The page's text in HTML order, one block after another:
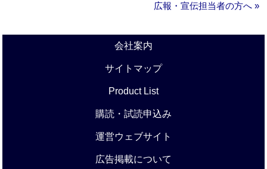
広報・宣伝担当者の方へ »
会社案内
サイトマップ
Product List
購読・試読申込み
運営ウェブサイト
広告掲載について